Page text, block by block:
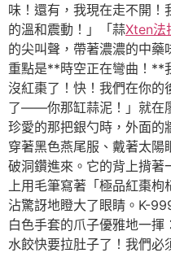
味！還有，我現在走不開
的溫和震動！」「蒜Xten法
的尖叫聲，帶著濃濃的中藥
重點是**時空正在彎曲！**
沒紅棗了！快！我們在你的
了——你那缸蒜泥！」就在
珍愛的那把銀勺時，外面的
穿著黑色燕尾服、戴著太陽
破洞鑽進來。它的背上揹著
上用毛筆寫著「極品紅棗
沾驚訝地瞪大了眼睛。K-
白色手套的爪子優雅地一
水餃快要拉肚子了！我們